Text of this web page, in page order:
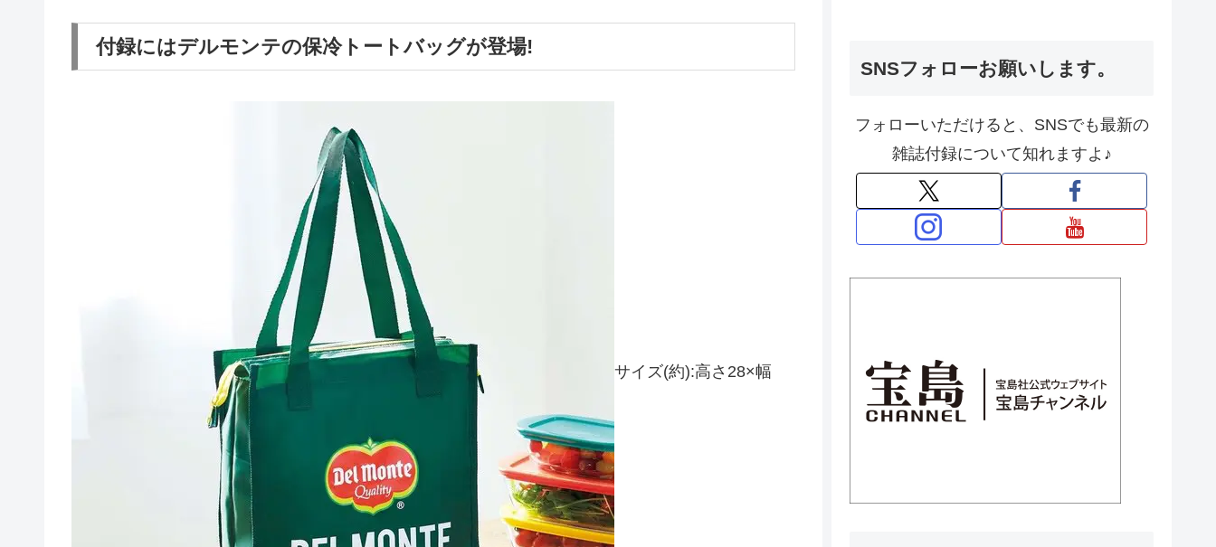
付録にはデルモンテの保冷トートバッグが登場!
サイズ(約):高さ28×幅
SNSフォローお願いします。
フォローいただけると、SNSでも最新の
雑誌付録について知れますよ♪